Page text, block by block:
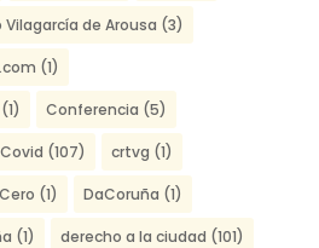
Vilagarcía de Arousa (3)
(1)
(1) Conferencia (5)
Covid (107) crtvg (1)
(1) DaCoruña (1)
(1) derecho a la ciudad (101)